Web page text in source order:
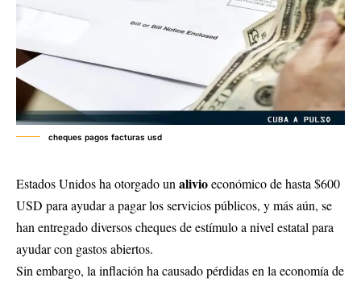
cheques pagos facturas usd
Estados Unidos ha otorgado un alivioeconómico de hasta $600
USD para ayudar a pagar los servicios públicos, y más aún, se
han entregado diversos cheques de estímulo a nivel estatal para
ayudar con gastos abiertos.
Sin embargo, la inflación ha causado pérdidas en la economía de